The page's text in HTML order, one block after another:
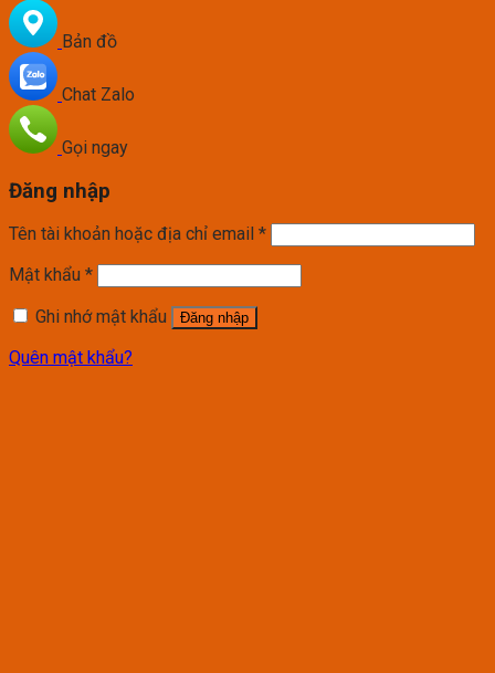
Bản đồ
Chat Zalo
Gọi ngay
Đăng nhập
Tên tài khoản hoặc địa chỉ email *
Mật khẩu *
Ghi nhớ mật khẩu
Đăng nhập
Quên mật khẩu?